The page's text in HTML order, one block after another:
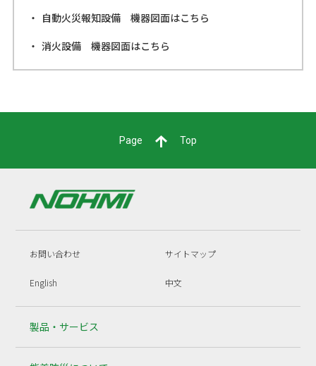
自動火災報知設備 機器図面はこちら
消火設備 機器図面はこちら
Page Top
お問い合わせ サイトマップ
English 中文
製品・サービス